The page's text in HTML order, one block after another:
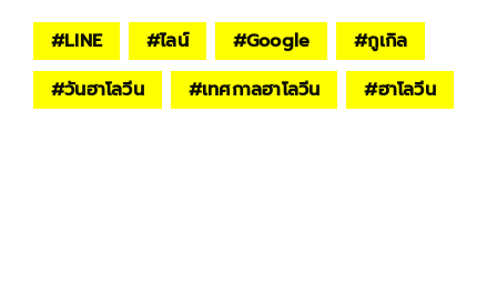
#LINE #ไลน์ #Google #กูเกิล
#วันฮาโลวีน #เทศกาลฮาโลวีน #ฮาโลวีน